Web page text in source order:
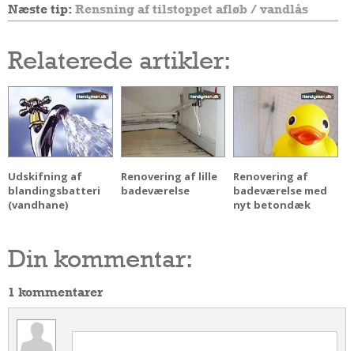
Næste tip: Rensning af tilstoppet afløb / vandlås
Relaterede artikler:
Udskifning af
blandingsbatteri
(vandhane)
Renovering af lille
badeværelse
Renovering af
badeværelse med
nyt betondæk
Din kommentar:
1 kommentarer